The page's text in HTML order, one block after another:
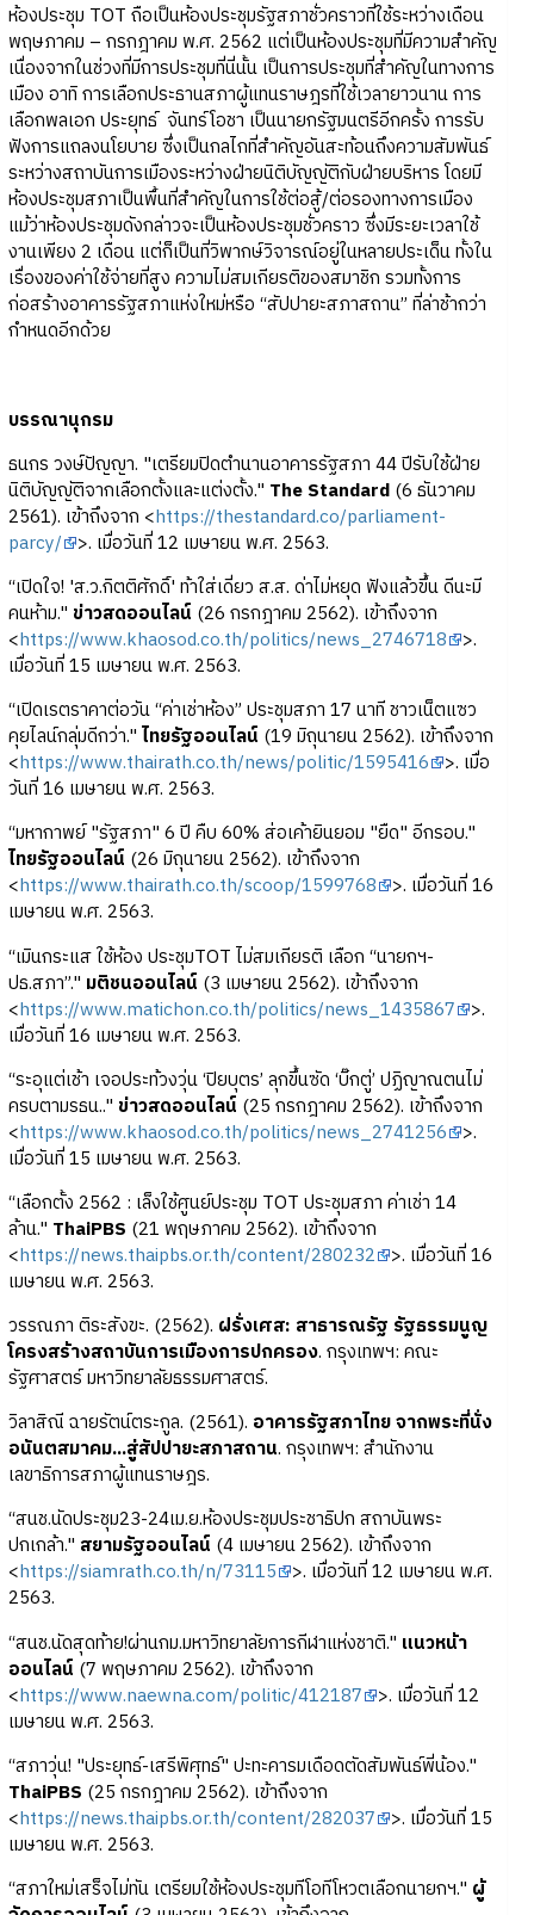
ห้องประชุม TOT ถือเป็นห้องประชุมรัฐสภาชั่วคราวที่ใช้ระหว่างเดือน
พฤษภาคม – กรกฎาคม พ.ศ. 2562 แต่เป็นห้องประชุมที่มีความสำคัญ
เนื่องจากในช่วงที่มีการประชุมที่นี่นั้น เป็นการประชุมที่สำคัญในทางการ
เมือง อาทิ การเลือกประธานสภาผู้แทนราษฎรที่ใช้เวลายาวนาน การ
เลือกพลเอก ประยุทธ์ จันทร์โอชา เป็นนายกรัฐมนตรีอีกครั้ง การรับ
ฟังการแถลงนโยบาย ซึ่งเป็นกลไกที่สำคัญอันสะท้อนถึงความสัมพันธ์
ระหว่างสถาบันการเมืองระหว่างฝ่ายนิติบัญญัติกับฝ่ายบริหาร โดยมี
ห้องประชุมสภาเป็นพื้นที่สำคัญในการใช้ต่อสู้/ต่อรองทางการเมือง
แม้ว่าห้องประชุมดังกล่าวจะเป็นห้องประชุมชั่วคราว ซึ่งมีระยะเวลาใช้
งานเพียง 2 เดือน แต่ก็เป็นที่วิพากษ์วิจารณ์อยู่ในหลายประเด็น ทั้งใน
เรื่องของค่าใช้จ่ายที่สูง ความไม่สมเกียรติของสมาชิก รวมทั้งการ
ก่อสร้างอาคารรัฐสภาแห่งใหม่หรือ “สัปปายะสภาสถาน” ที่ล่าช้ากว่า
กำหนดอีกด้วย
บรรณานุกรม
ธนกร วงษ์ปัญญา. "เตรียมปิดตำนานอาคารรัฐสภา 44 ปีรับใช้ฝ่าย
นิติบัญญัติจากเลือกตั้งและแต่งตั้ง." The Standard(6 ธันวาคม
2561). เข้าถึงจาก <https://thestandard.co/parliament-
parcy/ >. เมื่อวันที่ 12 เมษายน พ.ศ. 2563.
“เปิดใจ! 'ส.ว.กิตติศักดิ์' ท้าใส่เดี่ยว ส.ส. ด่าไม่หยุด ฟังแล้วขึ้น ดีนะมี
คนห้าม." ข่าวสดออนไลน์ (26 กรกฎาคม 2562). เข้าถึงจาก
<https://www.khaosod.co.th/politics/news_2746718 >.
เมื่อวันที่ 15 เมษายน พ.ศ. 2563.
“เปิดเรตราคาต่อวัน “ค่าเช่าห้อง” ประชุมสภา 17 นาที ชาวเน็ตแซว
คุยไลน์กลุ่มดีกว่า." ไทยรัฐออนไลน์ (19 มิถุนายน 2562). เข้าถึงจาก
<https://www.thairath.co.th/news/politic/1595416 >. เมื่อ
วันที่ 16 เมษายน พ.ศ. 2563.
“มหากาพย์ "รัฐสภา" 6 ปี คืบ 60% ส่อเค้ายินยอม "ยืด" อีกรอบ."
ไทยรัฐออนไลน์ (26 มิถุนายน 2562). เข้าถึงจาก
<https://www.thairath.co.th/scoop/1599768 >. เมื่อวันที่ 16
เมษายน พ.ศ. 2563.
“เมินกระแส ใช้ห้อง ประชุมTOT ไม่สมเกียรติ เลือก “นายกฯ-
ปธ.สภา”." มติชนออนไลน์ (3 เมษายน 2562). เข้าถึงจาก
<https://www.matichon.co.th/politics/news_1435867 >.
เมื่อวันที่ 16 เมษายน พ.ศ. 2563.
“ระอุแต่เช้า เจอประท้วงวุ่น ‘ปิยบุตร’ ลุกขึ้นซัด ‘บิ๊กตู่’ ปฏิญาณตนไม่
ครบตามรธน.." ข่าวสดออนไลน์ (25 กรกฎาคม 2562). เข้าถึงจาก
<https://www.khaosod.co.th/politics/news_2741256 >.
เมื่อวันที่ 15 เมษายน พ.ศ. 2563.
“เลือกตั้ง 2562 : เล็งใช้ศูนย์ประชุม TOT ประชุมสภา ค่าเช่า 14
ล้าน." ThaiPBS (21 พฤษภาคม 2562). เข้าถึงจาก
<https://news.thaipbs.or.th/content/280232 >. เมื่อวันที่ 16
เมษายน พ.ศ. 2563.
วรรณภา ติระสังขะ. (2562). ฝรั่งเศส: สาธารณรัฐ รัฐธรรมนูญ
โครงสร้างสถาบันการเมืองการปกครอง. กรุงเทพฯ: คณะ
รัฐศาสตร์ มหาวิทยาลัยธรรมศาสตร์.
วิลาสิณี ฉายรัตน์ตระกูล. (2561). อาคารรัฐสภาไทย จากพระที่นั่ง
อนันตสมาคม...สู่สัปปายะสภาสถาน. กรุงเทพฯ: สำนักงาน
เลขาธิการสภาผู้แทนราษฎร.
“สนช.นัดประชุม23-24เม.ย.ห้องประชุมประชาธิปก สถาบันพระ
ปกเกล้า." สยามรัฐออนไลน์ (4 เมษายน 2562). เข้าถึงจาก
<https://siamrath.co.th/n/73115 >. เมื่อวันที่ 12 เมษายน พ.ศ.
2563.
“สนช.นัดสุดท้าย!ผ่านกม.มหาวิทยาลัยการกีฬาแห่งชาติ." แนวหน้า
ออนไลน์ (7 พฤษภาคม 2562). เข้าถึงจาก
<https://www.naewna.com/politic/412187 >. เมื่อวันที่ 12
เมษายน พ.ศ. 2563.
“สภาวุ่น! "ประยุทธ์-เสรีพิศุทธ์" ปะทะคารมเดือดตัดสัมพันธ์พี่น้อง."
ThaiPBS (25 กรกฎาคม 2562). เข้าถึงจาก
<https://news.thaipbs.or.th/content/282037 >. เมื่อวันที่ 15
เมษายน พ.ศ. 2563.
“สภาใหม่เสร็จไม่ทัน เตรียมใช้ห้องประชุมทีโอทีโหวตเลือกนายกฯ." ผู้